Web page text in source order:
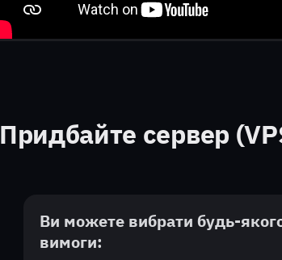
Придбайте сервер
Ви можете вибрати будь-
вимоги: